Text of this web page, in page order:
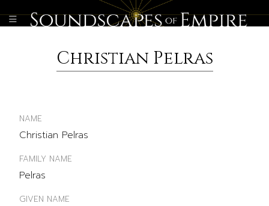
Christian Pelras
NAME
Christian Pelras
FAMILY NAME
Pelras
GIVEN NAME